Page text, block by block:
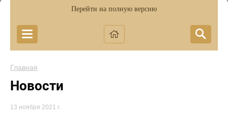
Перейти на полную версию
Главная
Новости
13 ноября 2021 г.